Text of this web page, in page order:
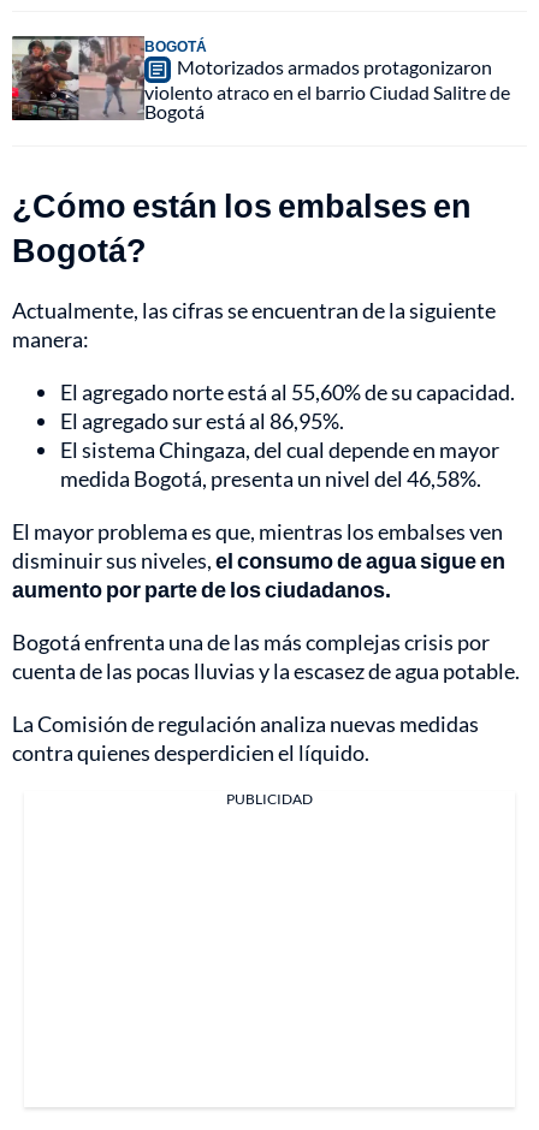
BOGOTÁ
Motorizados armados protagonizaron
violento atraco en el barrio Ciudad Salitre de
Bogotá
¿Cómo están los embalses en
Bogotá?
Actualmente, las cifras se encuentran de la siguiente
manera:
El agregado norte está al 55,60% de su capacidad.
El agregado sur está al 86,95%.
El sistema Chingaza, del cual depende en mayor
medida Bogotá, presenta un nivel del 46,58%.
El mayor problema es que, mientras los embalses ven
disminuir sus niveles,el consumo de agua sigue en
aumento por parte de los ciudadanos.
Bogotá enfrenta una de las más complejas crisis por
cuenta de las pocas lluvias y la escasez de agua potable.
La Comisión de regulación analiza nuevas medidas
contra quienes desperdicien el líquido.
PUBLICIDAD